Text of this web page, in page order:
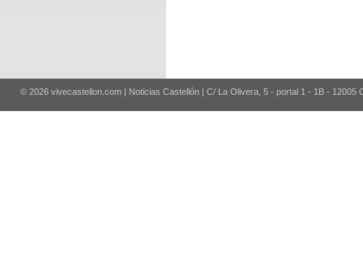
© 2026 vivecastellon.com | Noticias Castellón | C/ La Olivera, 5 - portal 1 - 1B - 12005